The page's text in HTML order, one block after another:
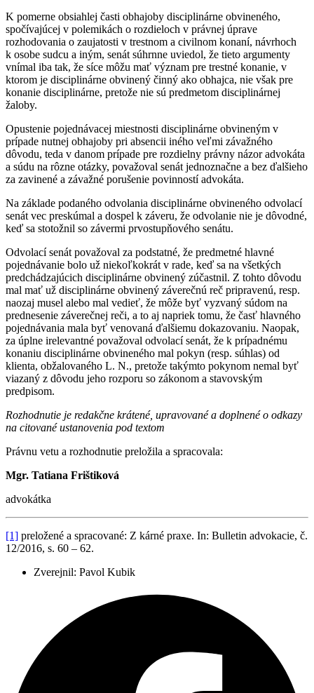
K pomerne obsiahlej časti obhajoby disciplinárne obvineného,
spočívajúcej v polemikách o rozdieloch v právnej úprave
rozhodovania o zaujatosti v trestnom a civilnom konaní, návrhoch
k osobe sudcu a iným, senát súhrnne uviedol, že tieto argumenty
vnímal iba tak, že síce môžu mať význam pre trestné konanie, v
ktorom je disciplinárne obvinený činný ako obhajca, nie však pre
konanie disciplinárne, pretože nie sú predmetom disciplinárnej
žaloby.
Opustenie pojednávacej miestnosti disciplinárne obvineným v
prípade nutnej obhajoby pri absencii iného veľmi závažného
dôvodu, teda v danom prípade pre rozdielny právny názor advokáta
a súdu na rôzne otázky, považoval senát jednoznačne a bez ďalšieho
za zavinené a závažné porušenie povinností advokáta.
Na základe podaného odvolania disciplinárne obvineného odvolací
senát vec preskúmal a dospel k záveru, že odvolanie nie je dôvodné,
keď sa stotožnil so závermi prvostupňového senátu.
Odvolací senát považoval za podstatné, že predmetné hlavné
pojednávanie bolo už niekoľkokrát v rade, keď sa na všetkých
predchádzajúcich disciplinárne obvinený zúčastnil. Z tohto dôvodu
mal mať už disciplinárne obvinený záverečnú reč pripravenú, resp.
naozaj musel alebo mal vedieť, že môže byť vyzvaný súdom na
prednesenie záverečnej reči, a to aj napriek tomu, že časť hlavného
pojednávania mala byť venovaná ďalšiemu dokazovaniu. Naopak,
za úplne irelevantné považoval odvolací senát, že k prípadnému
konaniu disciplinárne obvineného mal pokyn (resp. súhlas) od
klienta, obžalovaného L. N., pretože takýmto pokynom nemal byť
viazaný z dôvodu jeho rozporu so zákonom a stavovským
predpisom.
Rozhodnutie je redakčne krátené, upravované a doplnené o odkazy
na citované ustanovenia pod textom
Právnu vetu a rozhodnutie preložila a spracovala:
Mgr. Tatiana Frištiková
advokátka
[1] preložené a spracované: Z kárné praxe. In: Bulletin advokacie, č.
12/2016, s. 60 – 62.
Zverejnil: Pavol Kubik